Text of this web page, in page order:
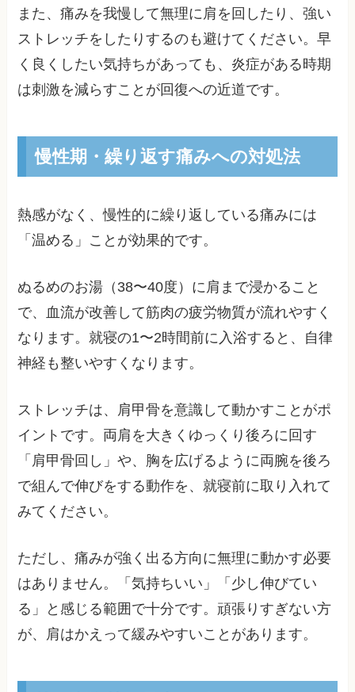
また、痛みを我慢して無理に肩を回したり、強い
ストレッチをしたりするのも避けてください。早
く良くしたい気持ちがあっても、炎症がある時期
は刺激を減らすことが回復への近道です。
慢性期・繰り返す痛みへの対処法
熱感がなく、慢性的に繰り返している痛みには
「温める」ことが効果的です。
ぬるめのお湯（38〜40度）に肩まで浸かること
で、血流が改善して筋肉の疲労物質が流れやすく
なります。就寝の1〜2時間前に入浴すると、自律
神経も整いやすくなります。
ストレッチは、肩甲骨を意識して動かすことがポ
イントです。両肩を大きくゆっくり後ろに回す
「肩甲骨回し」や、胸を広げるように両腕を後ろ
で組んで伸びをする動作を、就寝前に取り入れて
みてください。
ただし、痛みが強く出る方向に無理に動かす必要
はありません。「気持ちいい」「少し伸びてい
る」と感じる範囲で十分です。頑張りすぎない方
が、肩はかえって緩みやすいことがあります。